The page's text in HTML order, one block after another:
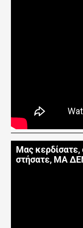
Μας κερδίσατε,
στήσατε, ΜΑ